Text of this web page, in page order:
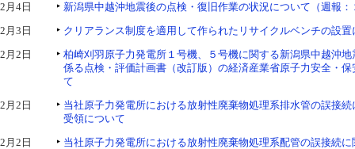
2月4日
新潟県中越沖地震後の点検・復旧作業の状況について（週報：
2月3日
クリアランス制度を適用して作られたリサイクルベンチの設置
2月2日
柏崎刈羽原子力発電所１号機、５号機に関する新潟県中越沖
係る点検・評価計画書（改訂版）の経済産業省原子力安全・
て
2月2日
当社原子力発電所における放射性廃棄物処理系排水管の誤接
受領について
2月2日
当社原子力発電所における放射性廃棄物処理系配管の誤接続